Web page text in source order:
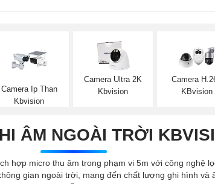
Camera Ip Than
Kbvision
Camera Ultra 2K
Kbvision
Camera
KBvision
ÂM NGOÀI TRỜI
hợp micro thu âm trong phạm vi 5m với công nghệ
gian ngoài trời, mang đến chất lượng ghi hình